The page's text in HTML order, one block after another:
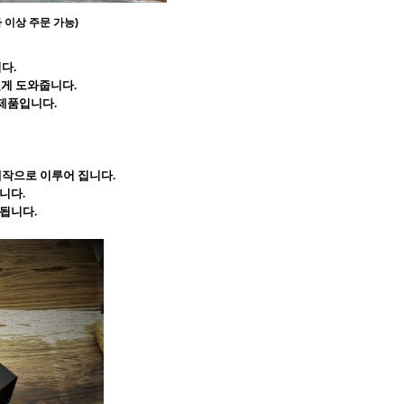
이상 주문 가능)
.
도와줍니다.
품입니다.
으로 이루어 집니다.
다.
니다.